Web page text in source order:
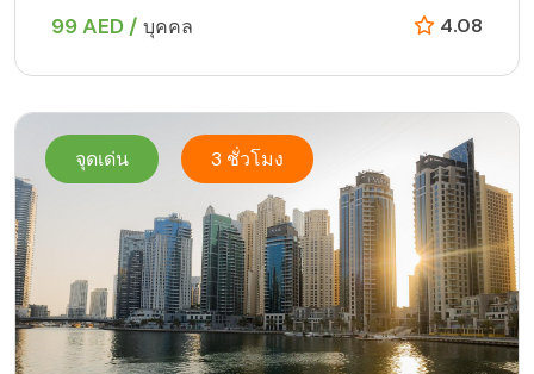
99 AED / บุคคล 4.08
จุดเด่น 3 ชั่วโมง